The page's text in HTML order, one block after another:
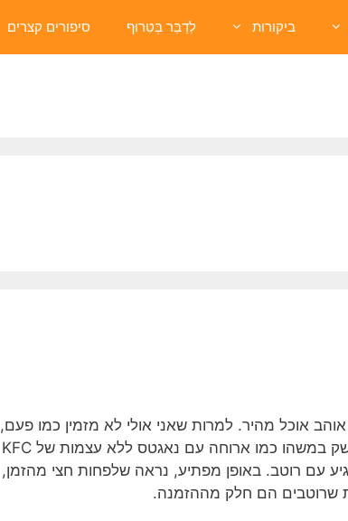
ביקורות לְדַבֵּר בְּטִרוּף סיפורים קצרים
אוכל מהיר. למרות שאני אולי לא מזמין כמו פעם,
ישנם זמנים שבהם אני חושק במשהו כמו ארוחה עם נאגטס ללא עצמות של KFC
עם רוטב. באופן מפתיע, נראה שלפחות חצי מהזמן,
שרוטבים הם חלק מההזמנה.